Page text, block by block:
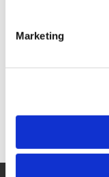
Marketing